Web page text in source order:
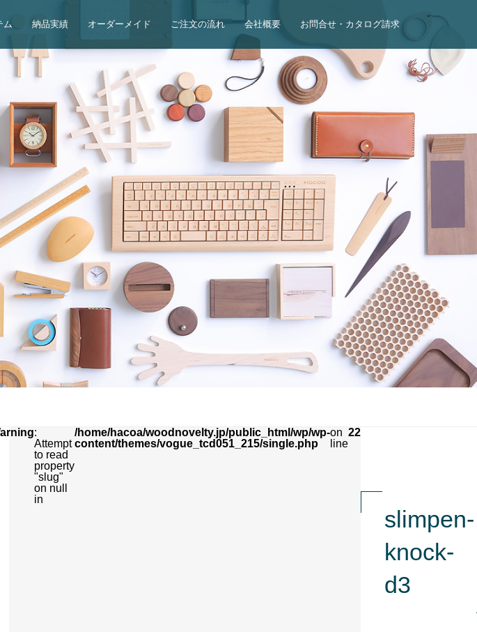
ム 納品実績 オーダーメイド ご注文の流れ 会社概要 お問合せ・カタログ請求
:
Attempt
to read
property
"slug"
on null
in
/home/hacoa/woodnovelty.jp/public_html/wp/wp-
content/themes/vogue_tcd051_215/single.php
on
line
22
slimpen-
knock-
d3